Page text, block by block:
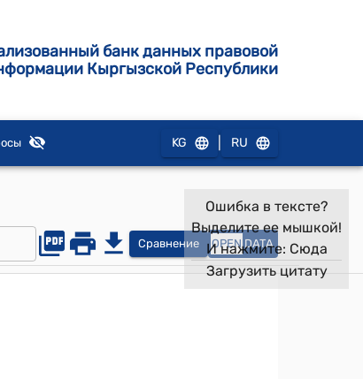
банк данных правовой
Кыргызской Республики
KG RU
Сравнение OPEN DATA
Ошибка в тексте?
Выделите ее мышкой!
И нажмите: Сюда
Загрузить цитату